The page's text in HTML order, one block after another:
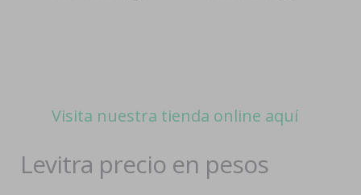
Visita nuestra tienda online aquí
Levitra precio en pesos